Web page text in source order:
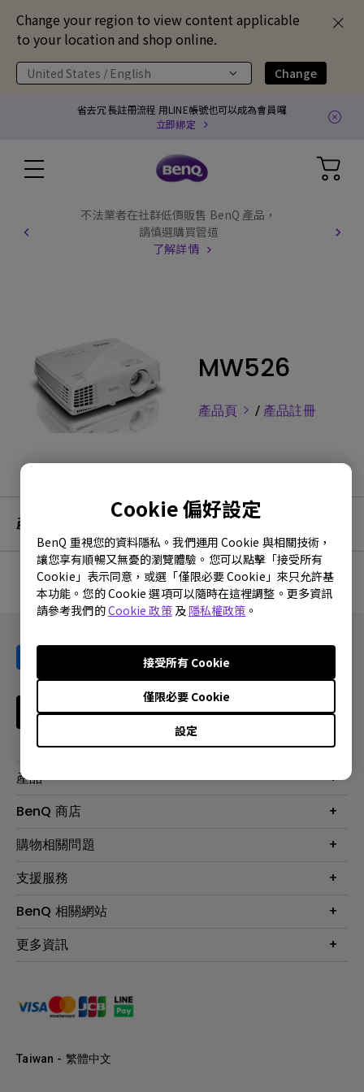
Change your region to view content applicable
to your location and shop online.
United States / English Change
Cookie 偏好設定
BenQ 重視您的資料隱私。我們運用 Cookie 與相關技術，
讓您享有順暢又無憂的瀏覽體驗。您可以點擊「接受所有
Cookie」表示同意，或選「僅限必要 Cookie」來只允許基
本功能。您的 Cookie 選項可以隨時在這裡調整。更多資訊
請參考我們的Cookie 政策及 隱私權政策 。
設定
僅限必要 Cookie
接受所有 Cookie
省去冗長註冊流程 用LINE帳號也可以成為會員囉
立即綁定
不法業者在社群低價販售 BenQ 產品，
請慎選購買管道
了解詳情
MW526
產品頁 / 產品註冊
產品服務及保固資訊
沒有相關的保固資訊
訂閱電子報
產品
大型液晶
投影機
智慧照明
專業拍物視訊鏡頭
BenQ 商店
最新產品與活動
尋找銷售據點
會員綁定LINE教學
購物相關問題
第一次購物就上手
延長保固購買
贈品兌換網站首頁
支援服務
服務公告
保固條例
手冊與軟體下載
產品常見問題
BenQ 相關網站
專業商用解決方案
BenQ 大娛樂家
更多資訊
永續發展
產品碳足跡報告
明基基金會
Taiwan - 繁體中文